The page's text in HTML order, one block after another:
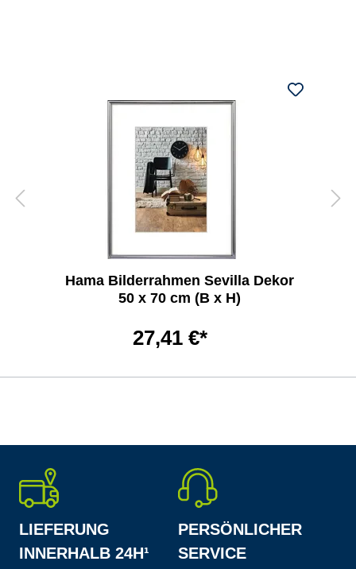
Hama Bilderrahmen Sevilla Dekor
50 x 70 cm (B x H)
27,41 €*
LIEFERUNG
INNERHALB 24H¹
PERSÖNLICHER
SERVICE